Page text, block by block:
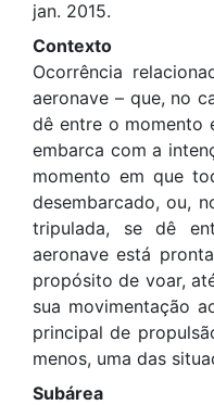
jan. 2015.
Contexto
Ocorrência
aeronave – que, no
dê entre o momento
embarca com a
momento em que
desembarcado, ou,
tripulada, se dê
aeronave está
propósito de voar,
sua movimentação
principal de
menos, uma das
Subárea